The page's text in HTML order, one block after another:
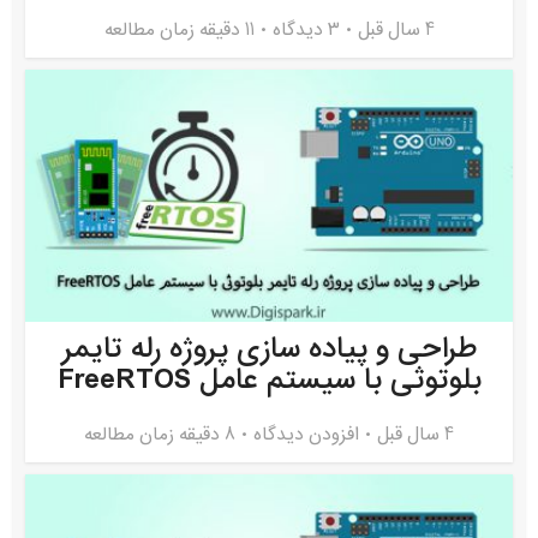
4 سال قبل ۳ دیدگاه 11 دقیقه زمان مطالعه
طراحی و پیاده سازی پروژه رله تایمر
بلوتوثی با سیستم عامل FreeRTOS
4 سال قبل افزودن دیدگاه 8 دقیقه زمان مطالعه